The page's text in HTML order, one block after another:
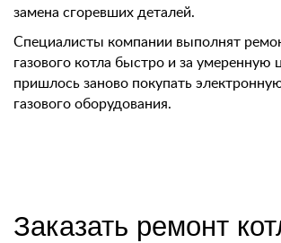
замена сгоревших деталей.
Специалисты компании выполнят
газового котла быстро и за умеренную
пришлось заново покупать
газового оборудования.
Заказать ремонт